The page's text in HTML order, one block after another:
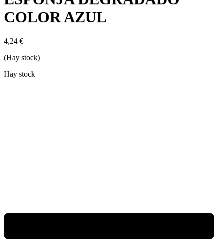
COLOR AZUL
4,24 €
(Hay stock)
Hay stock